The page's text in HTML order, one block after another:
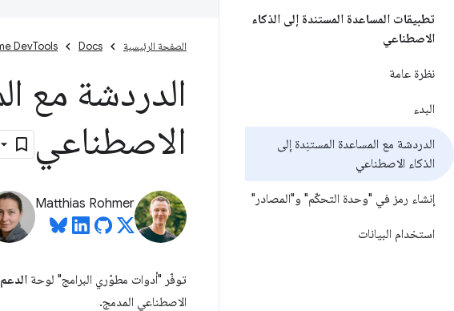
تطبيقات المساعدة المستندة إلى الذكاء
الاصطناعي
نظرة عامة
البدء
الدردشة مع المساعدة المستنِدة إلى
الذكاء الاصطناعي
إنشاء رمز في "وحدة التحكّم" و"المصادر"
استخدام البيانات
الصفحة الرئيسية Docs
DevTools
الدردشة مع
الاصطناعي
Matthias Rohmer
توفّر "أدوات مطوّري البرامج" لوحة
الاصطناعي المدمج.